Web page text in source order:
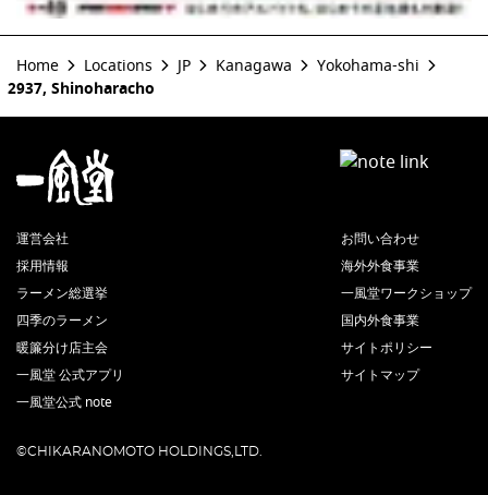
Home Locations JP Kanagawa
Yokohama-shi
2937, Shinoharacho
運営会社
採用情報
ラーメン総選挙
四季のラーメン
暖簾分け店主会
一風堂 公式アプリ
一風堂公式 note
お問い合わせ
海外外食事業
一風堂ワークショップ
国内外食事業
サイトポリシー
サイトマップ
©CHIKARANOMOTO HOLDINGS,LTD.